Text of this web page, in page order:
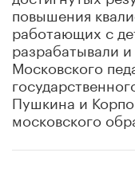
повышения
работающих с
разрабатывали
Московского
Пушкина и
московского